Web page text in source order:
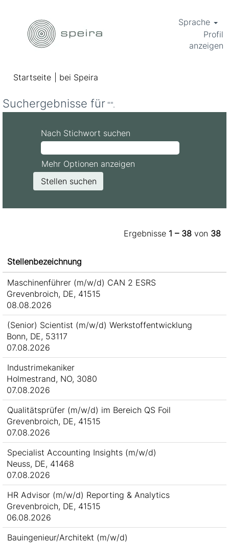
Sprache
Profil
anzeigen
Startseite bei Speira
Suchergebnisse für "".
Nach Stichwort suchen
Mehr Optionen anzeigen
Ergebnisse 1 – 38 von 38
Stellenbezeichnung
Maschinenführer (m/w/d) CAN 2 ESRS
Grevenbroich, DE, 41515
08.08.2026
(Senior) Scientist (m/w/d) Werkstoffentwicklung
Bonn, DE, 53117
07.08.2026
Industrimekaniker
Holmestrand, NO, 3080
07.08.2026
Qualitätsprüfer (m/w/d) im Bereich QS Foil
Grevenbroich, DE, 41515
07.08.2026
Specialist Accounting Insights (m/w/d)
Neuss, DE, 41468
07.08.2026
HR Advisor (m/w/d) Reporting & Analytics
Grevenbroich, DE, 41515
06.08.2026
Bauingenieur/Architekt (m/w/d)